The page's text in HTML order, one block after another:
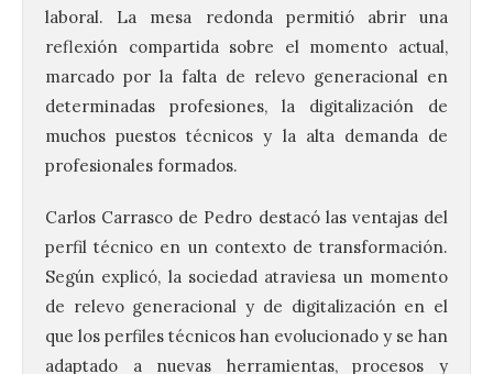
laboral. La mesa redonda permitió abrir una
reflexión compartida sobre el momento actual,
marcado por la falta de relevo generacional en
determinadas profesiones, la digitalización de
muchos puestos técnicos y la alta demanda de
profesionales formados.
Carlos Carrasco de Pedro destacó las ventajas del
perfil técnico en un contexto de transformación.
Según explicó, la sociedad atraviesa un momento
de relevo generacional y de digitalización en el
que los perfiles técnicos han evolucionado y se han
adaptado a nuevas herramientas, procesos y